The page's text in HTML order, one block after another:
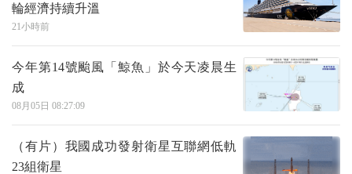
輪經濟持續升溫
21小時前
今年第14號颱風「鯨魚」於今天凌晨生
成
08月05日 08:27:09
（有片）我國成功發射衛星互聯網低軌
23組衛星